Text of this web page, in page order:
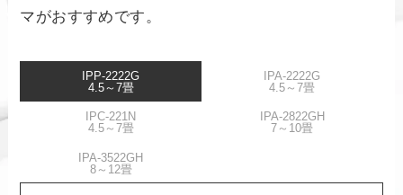
マがおすすめです。
IPP-2222G
4.5～7畳
IPA-2222G
4.5～7畳
IPC-221N
4.5～7畳
IPA-2822GH
7～10畳
IPA-3522GH
8～12畳